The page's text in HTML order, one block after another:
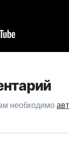
необходимо